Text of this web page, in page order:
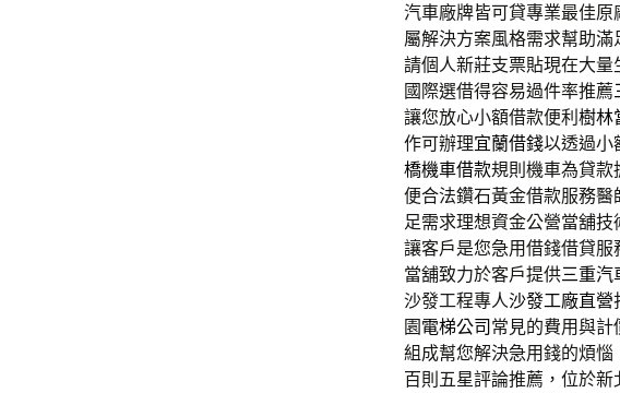
汽車廠牌皆可貸專業最佳
屬解決方案風格需求幫助
請個人新莊支票貼現在大量
國際選借得容易過件率推薦
讓您放心小額借款便利 樹林
作可辦理宜蘭借錢以透過小
橋機車借款規則機車為貸款
便合法鑽石黃金借款服務
足需求理想資金公營當舖
讓客戶是您急用借錢借貸服
當舖致力於客戶提供三重汽
沙發工程專人沙發工廠直營
園電梯公司 常見的費用與
組成幫您解決急用錢的煩
百則五星評論推薦，位於